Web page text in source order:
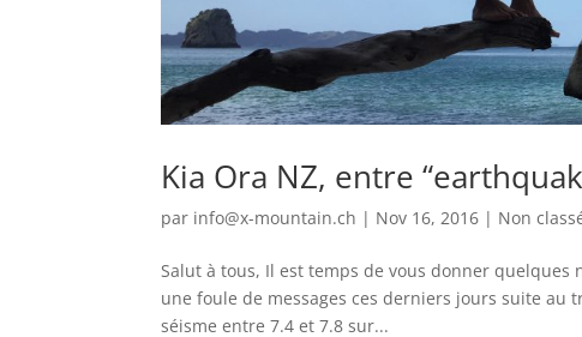
Kia Ora NZ, entre
par info@x-mountain.ch | Nov 16, 2016 | Non
Salut à tous, Il est temps de vous donner
une foule de messages ces derniers jours suite au
séisme entre 7.4 et 7.8 sur...